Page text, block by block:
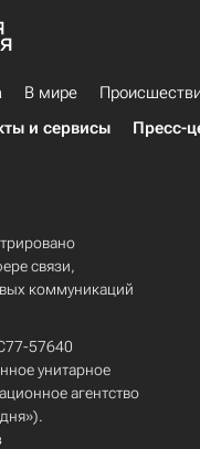
В мире
и сервисы Пресс-
связи,
коммуникаций
57640
унитарное
агентство